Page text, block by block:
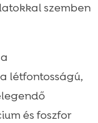
szemben
létfontosságú,
és foszfor